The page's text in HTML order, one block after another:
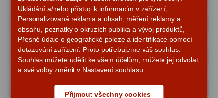
Zrcátka a hranoly2
Výtahy a ostření1
Hledáčky32
Seřízení21
Moon & Planets
yes
Nebulae & galaxies
yes
Nature Observation
no
Astrophotography
no
Sun
yes
recommended for
Ukládání a/nebo přístup k informacím v zařízení,
Personalizovaná reklama a obsah, měření reklamy a
obsahu, poznatky o okruzích publika a vývoj produktů,
Přesné údaje o geografické poloze a identifikace pomocí
dotazování zařízení. Proto potřebujeme váš souhlas.
Souhlas můžete udělit ke všem účelům, můžete jej odvolat
a své volby změnit v Nastavení souhlasu.
Přijmout všechny cookies